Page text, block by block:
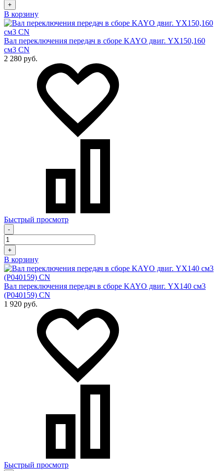
+
В корзину
Вал переключения передач в сборе KAYO двиг. YX150,160
см3 CN
2 280 руб.
Быстрый просмотр
-
+
В корзину
Вал переключения передач в сборе KAYO двиг. YX140 см3
(P040159) CN
1 920 руб.
Быстрый просмотр